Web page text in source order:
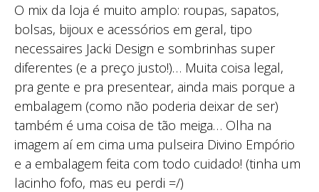
O mix da loja é muito amplo: roupas, sapatos,
bolsas, bijoux e acessórios em geral, tipo
necessaires Jacki Design e sombrinhas super
diferentes (e a preço justo!)… Muita coisa legal,
pra gente e pra presentear, ainda mais porque a
embalagem (como não poderia deixar de ser)
também é uma coisa de tão meiga… Olha na
imagem aí em cima uma pulseira Divino Empório
e a embalagem feita com todo cuidado! (tinha um
lacinho fofo, mas eu perdi =/)